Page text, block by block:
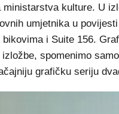
ministarstva kulture. U
umjetnika u
bikovima i Suite 156.
spomenimo
grafičku seriju